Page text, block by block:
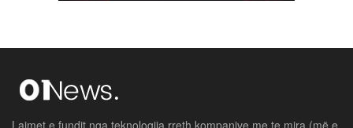
Lajmet e fundit nga teknologjia rreth kompanive me te mira (më e